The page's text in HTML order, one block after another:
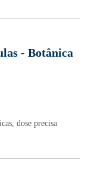
- Botânica
dose precisa